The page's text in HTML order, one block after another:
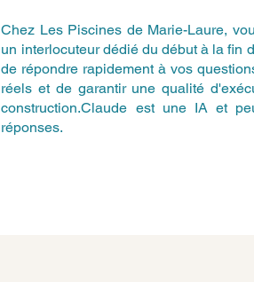
Chez Les Piscines de Marie-Laure,
un interlocuteur dédié du début à la fin
de répondre rapidement à vos
réels et de garantir une qualité
construction.Claude est une IA et
réponses.